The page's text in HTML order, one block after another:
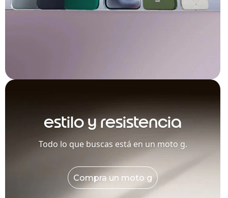
estilo y resistencia
Todo lo que buscas está en un moto g.
Compra un moto g